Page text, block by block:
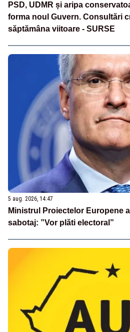
PSD, UDMR și aripa
forma noul Guvern. Consultări
săptămâna viitoare - SURSE
5 aug. 2026, 14:47
Ministrul Proiectelor Europene
sabotaj: ”Vor plăti electoral”